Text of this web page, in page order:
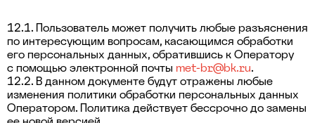
12.1. Пользователь может получить любые разъяснения
по интересующим вопросам, касающимся обработки
его персональных данных, обратившись к Оператору
с помощью электронной почты met-br@bk.ru.
12.2. В данном документе будут отражены любые
изменения политики обработки персональных данных
Оператором. Политика действует бессрочно до замены